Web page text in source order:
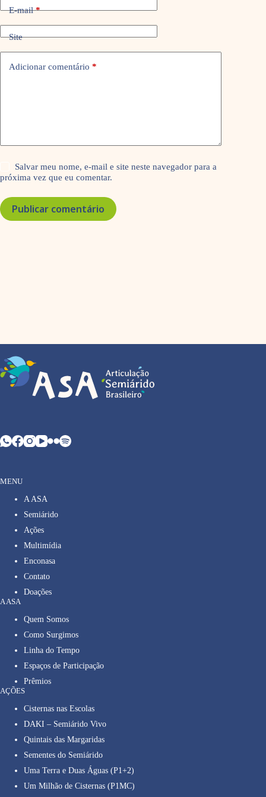
E-mail*
Site
Adicionar comentário *
Salvar meu nome, e-mail e site neste navegador para a
próxima vez que eu comentar.
Publicar comentário
MENU
A ASA
Semiárido
Ações
Multimídia
Enconasa
Contato
Doações
A ASA
Quem Somos
Como Surgimos
Linha do Tempo
Espaços de Participação
Prêmios
AÇÕES
Cisternas nas Escolas
DAKI – Semiárido Vivo
Quintais das Margaridas
Sementes do Semiárido
Uma Terra e Duas Águas (P1+2)
Um Milhão de Cisternas (P1MC)